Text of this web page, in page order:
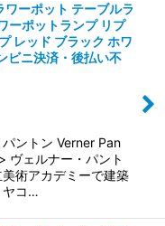
ーポット テーブルラ
ーポットランプ リプ
レッド ブラック ホワ
ビニ決済・後払い不
ントン Verner Pan
ヴェルナー・パント
術アカデミーで建築
ヤコ…